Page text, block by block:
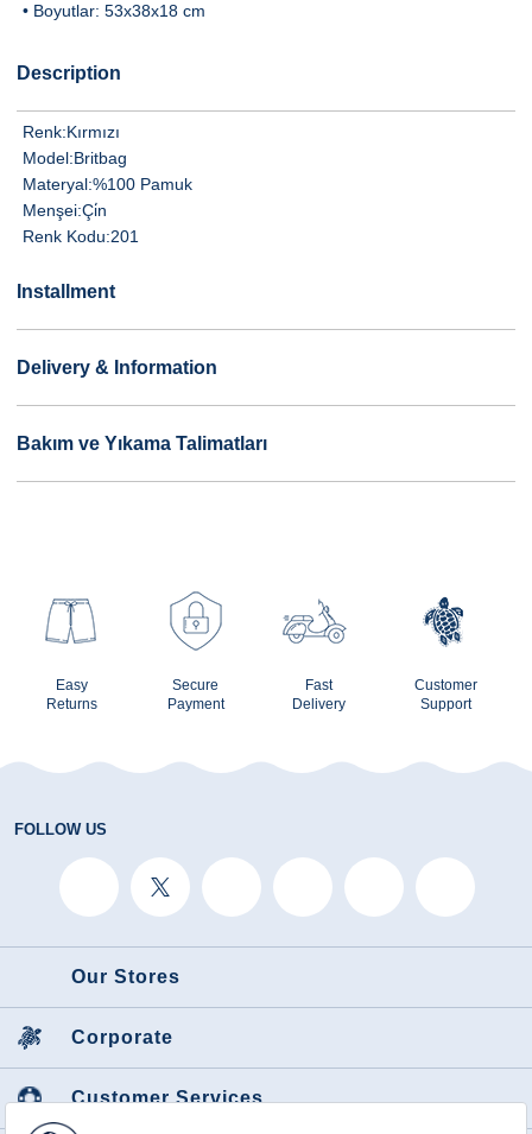
• Boyutlar: 53x38x18 cm
Description
Renk:Kırmızı
Model:Britbag
Materyal:%100 Pamuk
Menşei:Çi̇n
Renk Kodu:201
Installment
Delivery & Information
Bakım ve Yıkama Talimatları
Easy
Returns
Secure
Payment
Fast
Delivery
Customer
Support
FOLLOW US
Our Stores
Corporate
Customer Services